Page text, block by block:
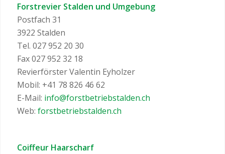
Forstrevier Stalden und Umgebung
Postfach 31
3922 Stalden
Tel. 027 952 20 30
Fax 027 952 32 18
Revierförster Valentin Eyholzer
Mobil: +41 78 826 46 62
E-Mail: info@forstbetriebstalden.ch
Web: forstbetriebstalden.ch
Coiffeur Haarscharf